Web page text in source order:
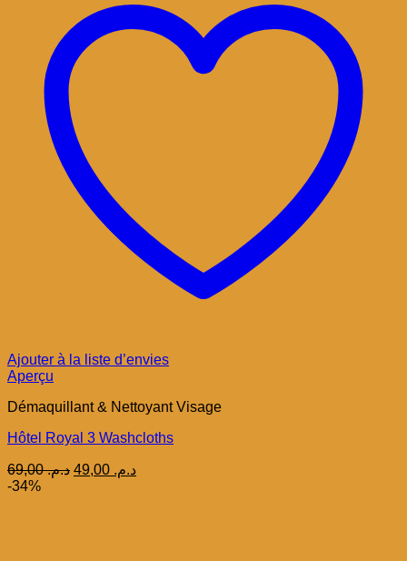
Ajouter à la liste d’envies
Aperçu
Démaquillant & Nettoyant Visage
Hôtel Royal 3 Washcloths
د.م.69,00
Le
د.م.Le
-34%